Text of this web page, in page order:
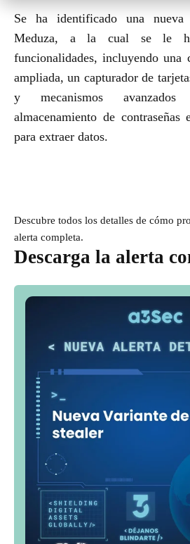
Se ha identificado una nueva
Meduza, a la cual se le
funcionalidades, incluyendo una
ampliada, un capturador de
y mecanismos
almacenamiento de contraseñas
para extraer datos.
Descubre todos los detalles de cómo
alerta completa.
Descarga la alerta